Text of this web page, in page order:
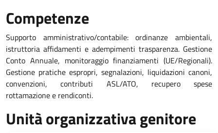
Competenze
Supporto amministrativo/contabile: ordinanze ambientali,
istruttoria affidamenti e adempimenti trasparenza. Gestione
Conto Annuale, monitoraggio finanziamenti (UE/Regionali).
Gestione pratiche espropri, segnalazioni, liquidazioni canoni,
convenzioni, contributi ASL/ATO, recupero spese
rottamazione e rendiconti.
Unità organizzativa genitore